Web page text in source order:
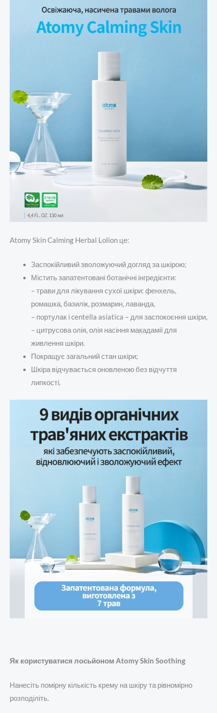
Atomy Skin Calming Herbal Lolion це:
Заспокійливий зволожуючий догляд за шкірою;
Містить запатентовані ботанічні інгредієнти:
– трави для лікування сухої шкіри: фенхель,
ромашка, базилік, розмарин, лаванда,
– портулак і centella asiatica – для заспокоєння шкіри,
– цитрусова олія, олія насіння макадамії для
живлення шкіри.
Покращує загальний стан шкіри;
Шкіра відчувається оновленою без відчуття
липкості.
Як користуватися лосьйоном Atomy Skin Soothing
Нанесіть помірну кількість крему на шкіру та рівномірно
розподіліть.